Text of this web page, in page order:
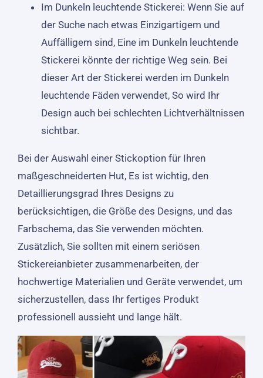
Im Dunkeln leuchtende Stickerei: Wenn Sie auf
der Suche nach etwas Einzigartigem und
Auffälligem sind, Eine im Dunkeln leuchtende
Stickerei könnte der richtige Weg sein. Bei
dieser Art der Stickerei werden im Dunkeln
leuchtende Fäden verwendet, So wird Ihr
Design auch bei schlechten Lichtverhältnissen
sichtbar.
Bei der Auswahl einer Stickoption für Ihren
maßgeschneiderten Hut, Es ist wichtig, den
Detaillierungsgrad Ihres Designs zu
berücksichtigen, die Größe des Designs, und das
Farbschema, das Sie verwenden möchten.
Zusätzlich, Sie sollten mit einem seriösen
Stickereianbieter zusammenarbeiten, der
hochwertige Materialien und Geräte verwendet, um
sicherzustellen, dass Ihr fertiges Produkt
professionell aussieht und lange hält.